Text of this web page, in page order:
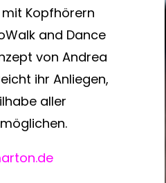
Kopfhörern
and Dance
von Andrea
ihr Anliegen,
aller